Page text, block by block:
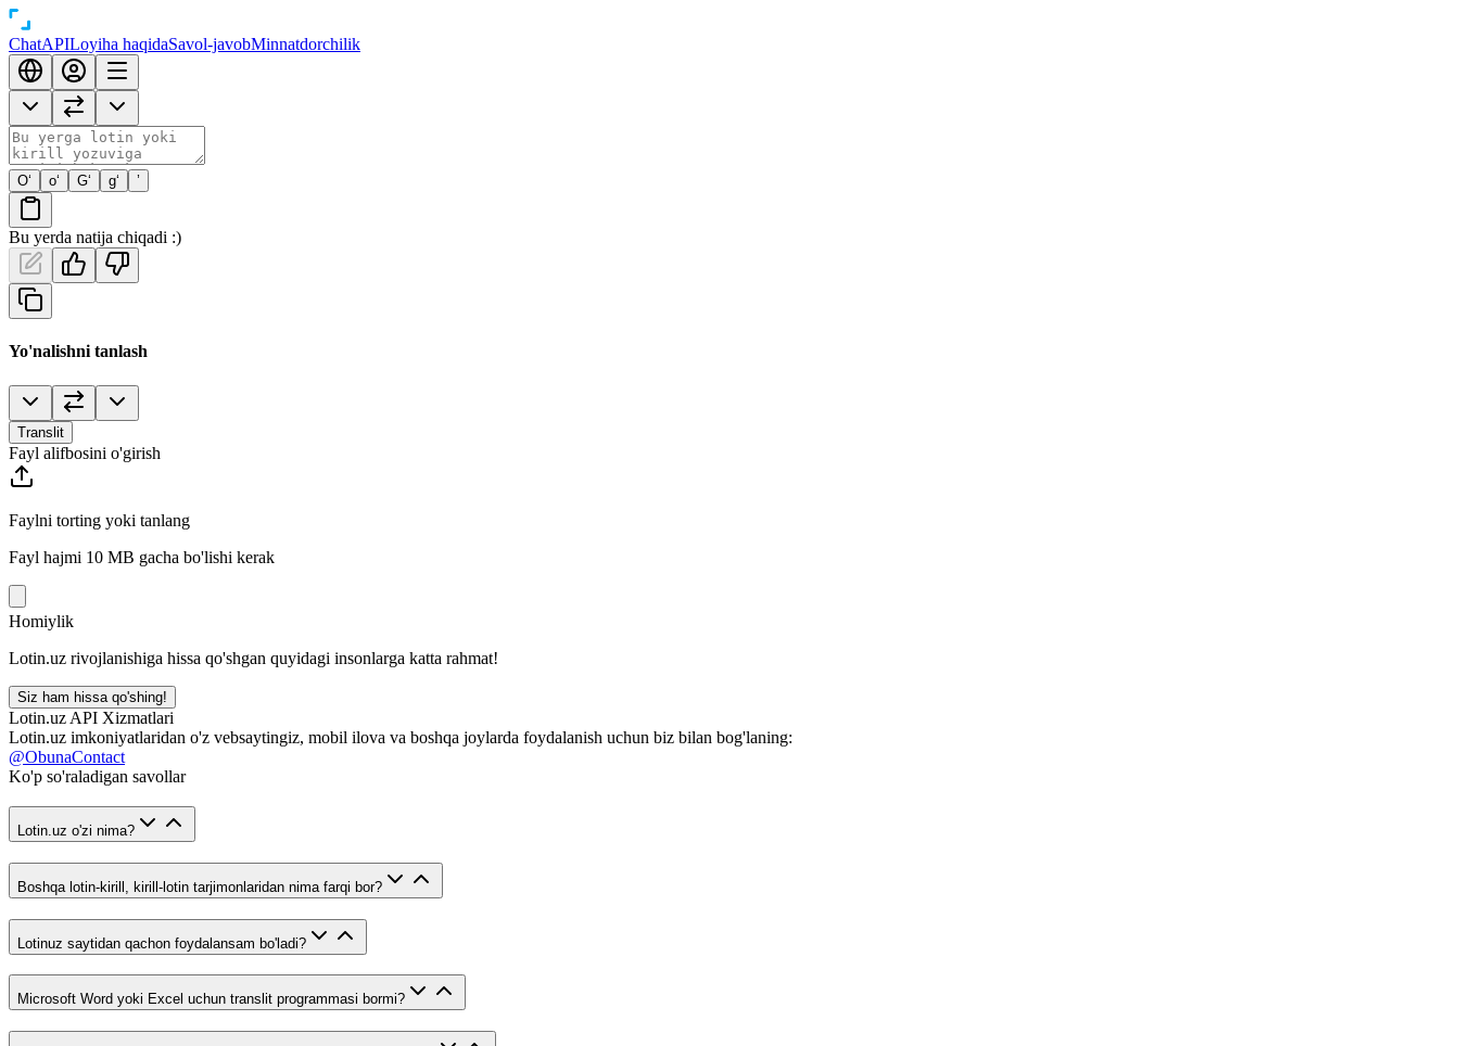
ChatAPILoyiha haqidaSavol-javobMinnatdorchilik
O‘ o‘ G‘ g‘ ’
Bu yerda natija chiqadi :)
Yo'nalishni tanlash
Translit
Fayl alifbosini o'girish
Faylni torting yoki tanlang
Fayl hajmi 10 MB gacha bo'lishi kerak
Homiylik
Lotin.uz rivojlanishiga hissa qo'shgan quyidagi insonlarga katta rahmat!
Siz ham hissa qo'shing!
Lotin.uz API Xizmatlari
Lotin.uz imkoniyatlaridan o'z vebsaytingiz, mobil ilova va boshqa joylarda foydalanish uchun biz bilan bog'laning:
@ObunaContact
Ko'p so'raladigan savollar
Lotin.uz o'zi nima?
Boshqa lotin-kirill, kirill-lotin tarjimonlaridan nima farqi bor?
Lotinuz saytidan qachon foydalansam bo'ladi?
Microsoft Word yoki Excel uchun translit programmasi bormi?